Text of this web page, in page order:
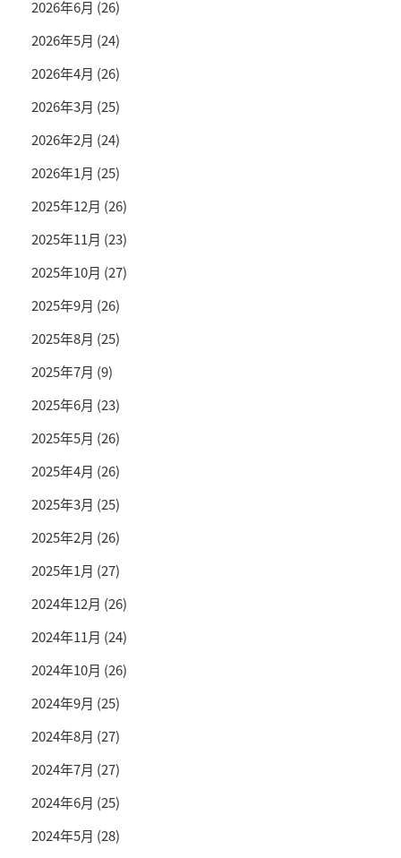
2026年6月 (26)
2026年5月 (24)
2026年4月 (26)
2026年3月 (25)
2026年2月 (24)
2026年1月 (25)
2025年12月 (26)
2025年11月 (23)
2025年10月 (27)
2025年9月 (26)
2025年8月 (25)
2025年7月 (9)
2025年6月 (23)
2025年5月 (26)
2025年4月 (26)
2025年3月 (25)
2025年2月 (26)
2025年1月 (27)
2024年12月 (26)
2024年11月 (24)
2024年10月 (26)
2024年9月 (25)
2024年8月 (27)
2024年7月 (27)
2024年6月 (25)
2024年5月 (28)